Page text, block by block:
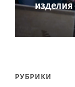
изделия
РУБРИКИ